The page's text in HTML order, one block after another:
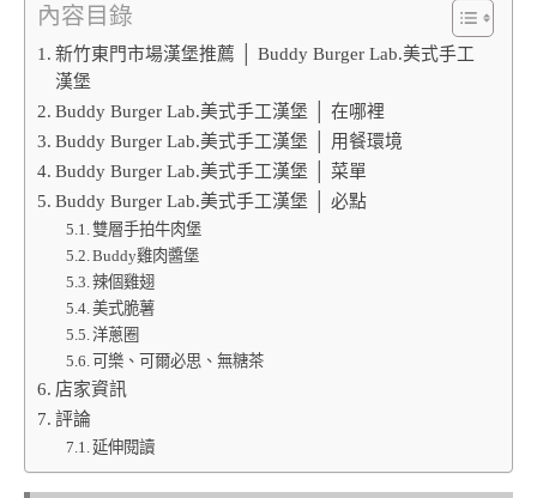
內容目錄
新竹東門市場漢堡推薦 │ Buddy Burger Lab.美式手工
漢堡
Buddy Burger Lab.美式手工漢堡 │ 在哪裡
Buddy Burger Lab.美式手工漢堡 │ 用餐環境
Buddy Burger Lab.美式手工漢堡 │ 菜單
Buddy Burger Lab.美式手工漢堡 │ 必點
雙層手拍牛肉堡
Buddy雞肉醬堡
辣個雞翅
美式脆薯
洋蔥圈
可樂、可爾必思、無糖茶
店家資訊
評論
延伸閱讀